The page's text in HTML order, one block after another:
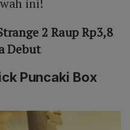
ini!
2 Raup Rp3,8
Debut
Puncaki Box